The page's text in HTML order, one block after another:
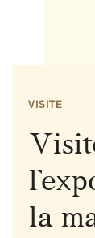
la
VISITE